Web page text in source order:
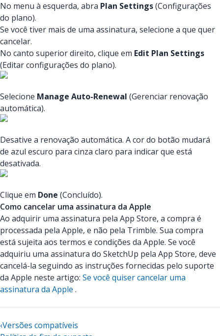
No menu à esquerda, abra Plan Settings(Configurações
do plano).
Se você tiver mais de uma assinatura, selecione a que quer
cancelar.
No canto superior direito, clique em Edit Plan Settings
(Editar configurações do plano).
Selecione Manage Auto-Renewal (Gerenciar renovação
automática).
Desative a renovação automática. A cor do botão mudará
de azul escuro para cinza claro para indicar que está
desativada.
Clique em Done (Concluído).
Como cancelar uma assinatura da Apple
Ao adquirir uma assinatura pela App Store, a compra é
processada pela Apple, e não pela Trimble. Sua compra
está sujeita aos termos e condições da Apple. Se você
adquiriu uma assinatura do SketchUp pela App Store, deve
cancelá-la seguindo as instruções fornecidas pelo suporte
da Apple neste artigo: Se você quiser cancelar uma
assinatura da Apple .
‹Versões compatíveis